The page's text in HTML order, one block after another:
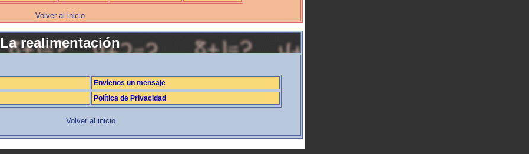
Volver al inicio
La realimentación
Envíenos un mensaje
Política de Privacidad
Volver al inicio